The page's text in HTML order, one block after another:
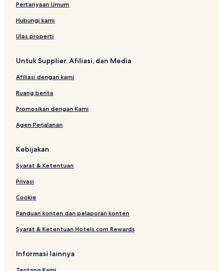
Pertanyaan Umum
Hubungi kami
Ulas properti
Untuk Supplier, Afiliasi, dan Media
Afiliasi dengan kami
Ruang berita
Promosikan dengan Kami
Agen Perjalanan
Kebijakan
Syarat & Ketentuan
Privasi
Cookie
Panduan konten dan pelaporan konten
Syarat & Ketentuan Hotels.com Rewards
Informasi lainnya